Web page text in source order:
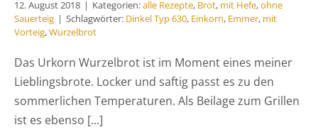
12. August 2018 | Kategorien:alle Rezepte, Brot, mit Hefe,ohne
Sauerteig | Schlagwörter: Dinkel Typ 630, Einkorn, Emmer, mit
Vorteig,Wurzelbrot
Das Urkorn Wurzelbrot ist im Moment eines meiner
Lieblingsbrote. Locker und saftig passt es zu den
sommerlichen Temperaturen. Als Beilage zum Grillen
ist es ebenso [...]